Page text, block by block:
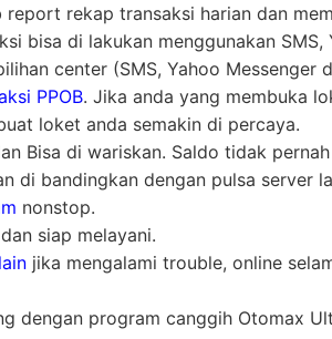
report rekap transaksi harian dan
bisa di lakukan menggunakan
center (SMS, Yahoo Messenger
PPOB. Jika anda yang membuka
loket anda semakin di percaya.
Bisa di wariskan. Saldo tidak
di bandingkan dengan pulsa server
nonstop.
siap melayani.
jika mengalami trouble, online
dengan program canggih Otomax